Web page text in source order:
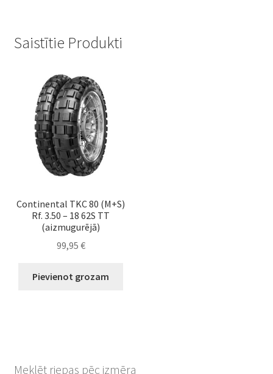
Saistītie Produkti
Continental TKC 80 (M+S)
Rf. 3.50 – 18 62S TT
(aizmugurējā)
99,95 €
Pievienot grozam
Meklēt riepas pēc izmēra